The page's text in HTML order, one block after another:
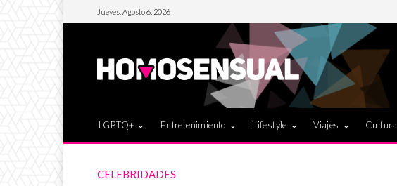
Jueves, Agosto 6, 2026
LGBTQ+ Entretenimiento Lifestyle Viajes Cultura
CELEBRIDADES